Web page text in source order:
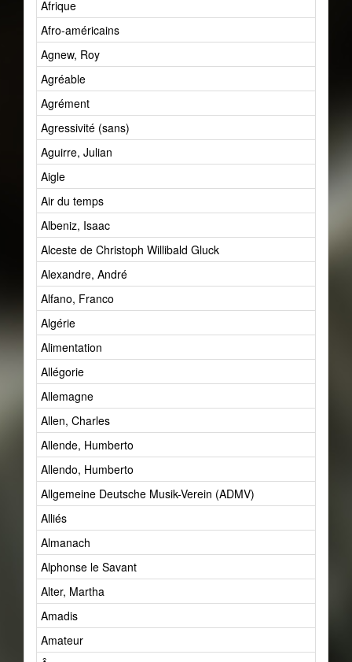
Afrique
Afro-américains
Agnew, Roy
Agréable
Agrément
Agressivité (sans)
Aguirre, Julian
Aigle
Air du temps
Albeniz, Isaac
Alceste de Christoph Willibald Gluck
Alexandre, André
Alfano, Franco
Algérie
Alimentation
Allégorie
Allemagne
Allen, Charles
Allende, Humberto
Allendo, Humberto
Allgemeine Deutsche Musik-Verein (ADMV)
Alliés
Almanach
Alphonse le Savant
Alter, Martha
Amadis
Amateur